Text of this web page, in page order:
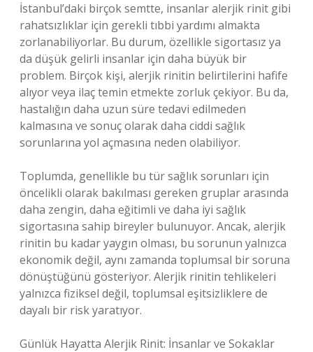
İstanbul’daki birçok semtte, insanlar alerjik rinit gibi
rahatsızlıklar için gerekli tıbbi yardımı almakta
zorlanabiliyorlar. Bu durum, özellikle sigortasız ya
da düşük gelirli insanlar için daha büyük bir
problem. Birçok kişi, alerjik rinitin belirtilerini hafife
alıyor veya ilaç temin etmekte zorluk çekiyor. Bu da,
hastalığın daha uzun süre tedavi edilmeden
kalmasına ve sonuç olarak daha ciddi sağlık
sorunlarına yol açmasına neden olabiliyor.
Toplumda, genellikle bu tür sağlık sorunları için
öncelikli olarak bakılması gereken gruplar arasında
daha zengin, daha eğitimli ve daha iyi sağlık
sigortasına sahip bireyler bulunuyor. Ancak, alerjik
rinitin bu kadar yaygın olması, bu sorunun yalnızca
ekonomik değil, aynı zamanda toplumsal bir soruna
dönüştüğünü gösteriyor. Alerjik rinitin tehlikeleri
yalnızca fiziksel değil, toplumsal eşitsizliklere de
dayalı bir risk yaratıyor.
Günlük Hayatta Alerjik Rinit: İnsanlar ve Sokaklar